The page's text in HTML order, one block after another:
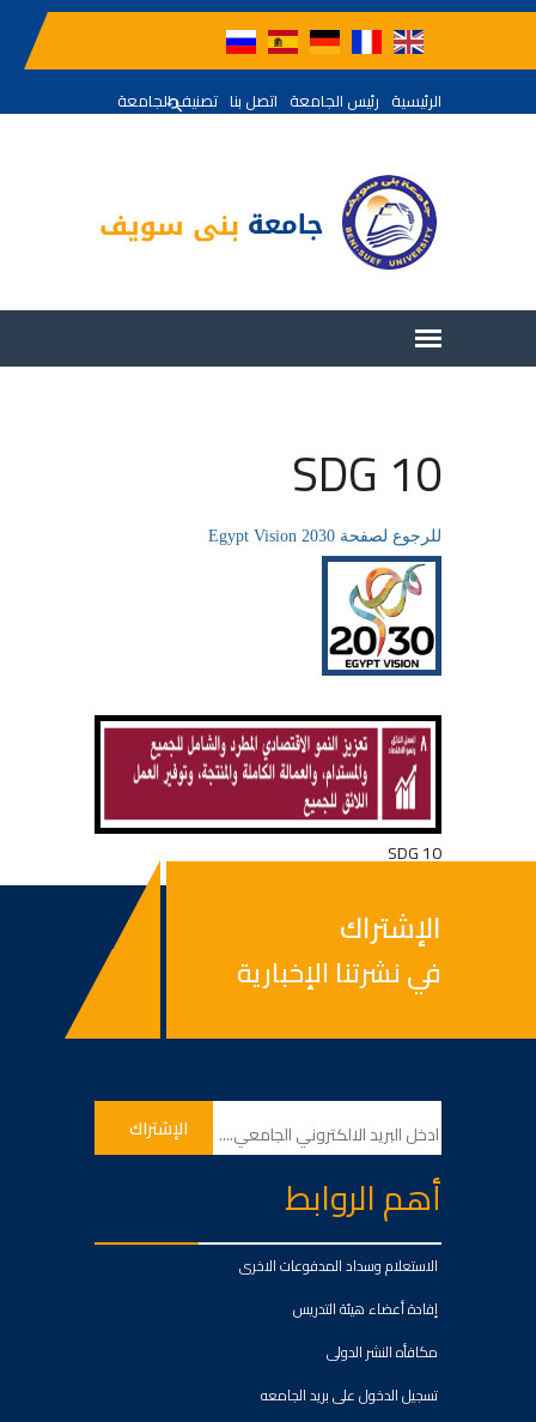
الرئيسية رئيس الجامعة اتصل بنا تصنيف الجامعة
SDG 10
للرجوع لصفحة Egypt Vision 2030
SDG 10
الإشتراك
في نشرتنا الإخبارية
أهم الروابط
الاستعلام وسداد المدفوعات الاخرى
إفادة أعضاء هيئة التدريس
مكافأه النشر الدولى
تسجيل الدخول على بريد الجامعه